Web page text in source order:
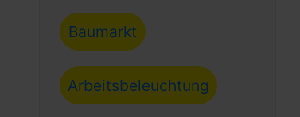
Baumarkt
Arbeitsbeleuchtung